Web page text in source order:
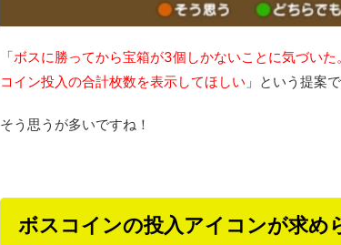
「ボスに勝ってから宝箱が3個しかないことに気づいた
コイン投入の合計枚数を表示してほしい 」という提案で
そう思うが多いですね！
ボスコインの投入アイコンが求め